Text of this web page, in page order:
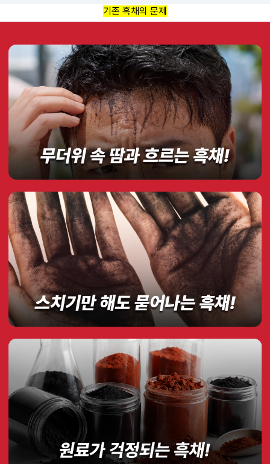
기존 흑채의 문제